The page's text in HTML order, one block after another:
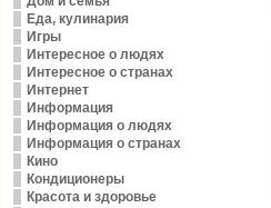
Еда, кулинария
Игры
Интересное о людях
Интересное о странах
Интернет
Информация
Информация о людях
Информация о странах
Кино
Кондиционеры
Красота и здоровье